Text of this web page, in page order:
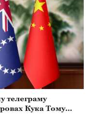
телеграму
Кука Тому